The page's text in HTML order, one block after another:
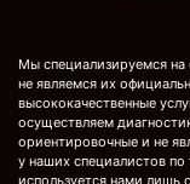
Мы специализируемся
не являемся их
высококачественные
осуществляем
ориентировочные и не
у наших специалистов